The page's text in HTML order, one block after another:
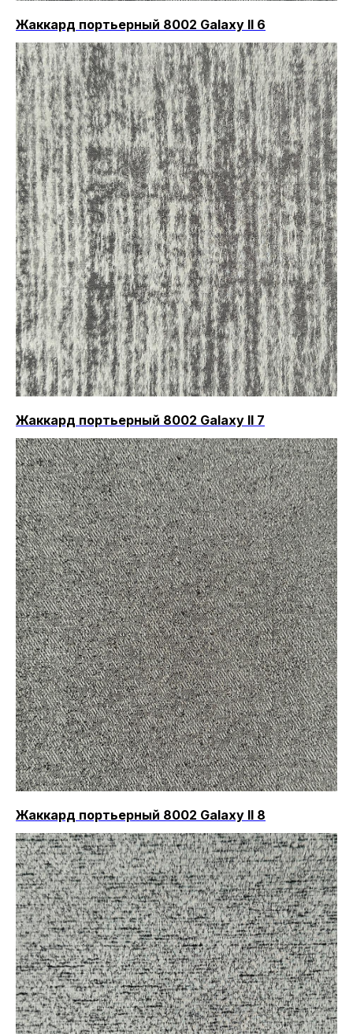
Жаккард портьерный 8002 Galaxy II 6
Жаккард портьерный 8002 Galaxy II 7
Жаккард портьерный 8002 Galaxy II 8